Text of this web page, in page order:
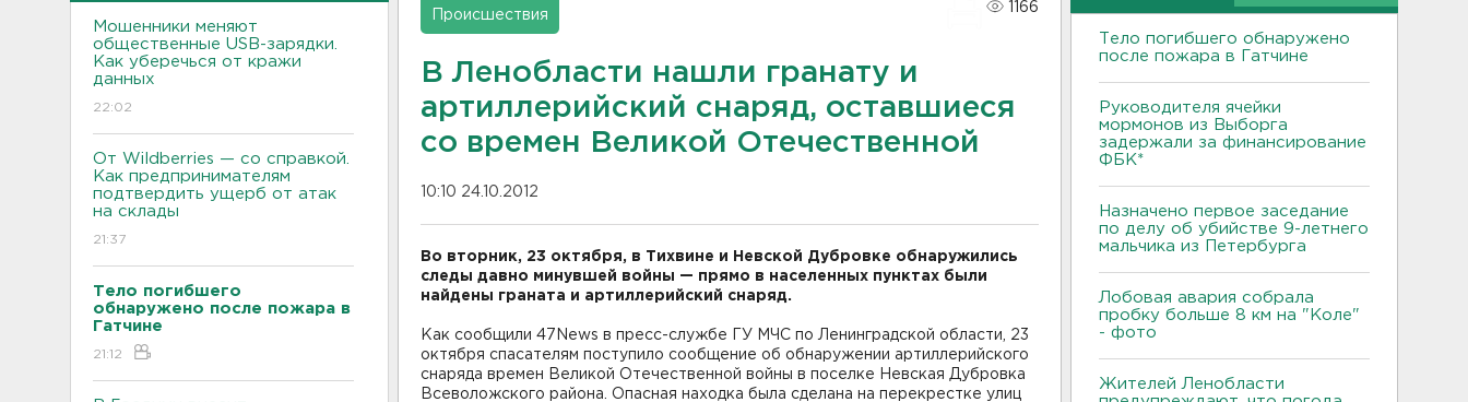
Мошенники меняют
общественные USB-зарядки.
Как уберечься от кражи
данных
22:02
От Wildberries — со справкой.
Как предпринимателям
подтвердить ущерб от атак
на склады
21:37
Тело погибшего
обнаружено после пожара в
Гатчине
21:12
Происшествия
1166
В Ленобласти нашли гранату и
артиллерийский снаряд, оставшиеся
со времен Великой Отечественной
10:10 24.10.2012
Во вторник, 23 октября, в Тихвине и Невской Дубровке обнаружились
следы давно минувшей войны — прямо в населенных пунктах были
найдены граната и артиллерийский снаряд.
Как сообщили 47News в пресс-службе ГУ МЧС по Ленинградской области, 23
октября спасателям поступило сообщение об обнаружении артиллерийского
снаряда времен Великой Отечественной войны в поселке Невская Дубровка
Всеволожского района. Опасная находка была сделана на перекрестке улиц
Тело погибшего обнаружено
после пожара в Гатчине
Руководителя ячейки
мормонов из Выборга
задержали за финансирование
ФБК*
Назначено первое заседание
по делу об убийстве 9-летнего
мальчика из Петербурга
Лобовая авария собрала
пробку больше 8 км на "Коле"
- фото
Жителей Ленобласти